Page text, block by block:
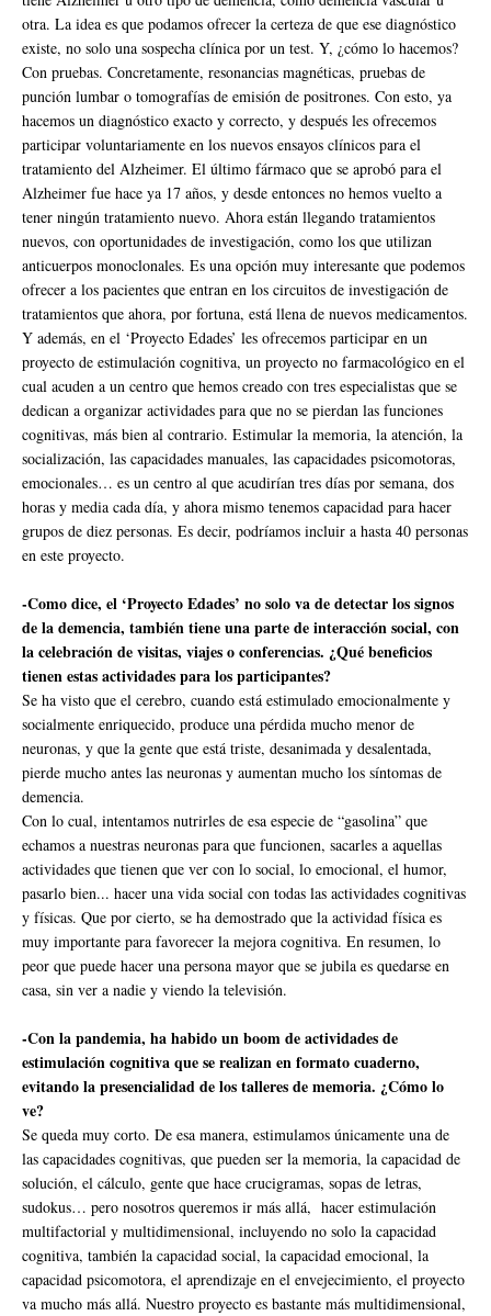
otra. La idea es que podamos ofrecer la certeza de que ese diagnóstico
existe, no solo una sospecha clínica por un test. Y, ¿cómo lo hacemos?
Con pruebas. Concretamente, resonancias magnéticas, pruebas de
punción lumbar o tomografías de emisión de positrones. Con esto, ya
hacemos un diagnóstico exacto y correcto, y después les ofrecemos
participar voluntariamente en los nuevos ensayos clínicos para el
tratamiento del Alzheimer. El último fármaco que se aprobó para el
Alzheimer fue hace ya 17 años, y desde entonces no hemos vuelto a
tener ningún tratamiento nuevo. Ahora están llegando tratamientos
nuevos, con oportunidades de investigación, como los que utilizan
anticuerpos monoclonales. Es una opción muy interesante que podemos
ofrecer a los pacientes que entran en los circuitos de investigación de
tratamientos que ahora, por fortuna, está llena de nuevos medicamentos.
Y además, en el ‘Proyecto Edades’ les ofrecemos participar en un
proyecto de estimulación cognitiva, un proyecto no farmacológico en el
cual acuden a un centro que hemos creado con tres especialistas que se
dedican a organizar actividades para que no se pierdan las funciones
cognitivas, más bien al contrario. Estimular la memoria, la atención, la
socialización, las capacidades manuales, las capacidades psicomotoras,
emocionales… es un centro al que acudirían tres días por semana, dos
horas y media cada día, y ahora mismo tenemos capacidad para hacer
grupos de diez personas. Es decir, podríamos incluir a hasta 40 personas
en este proyecto.
-Como dice, el ‘Proyecto Edades’ no solo va de detectar los signos
de la demencia, también tiene una parte de interacción social, con
la celebración de visitas, viajes o conferencias. ¿Qué beneficios
tienen estas actividades para los participantes?
Se ha visto que el cerebro, cuando está estimulado emocionalmente y
socialmente enriquecido, produce una pérdida mucho menor de
neuronas, y que la gente que está triste, desanimada y desalentada,
pierde mucho antes las neuronas y aumentan mucho los síntomas de
demencia.
Con lo cual, intentamos nutrirles de esa especie de “gasolina” que
echamos a nuestras neuronas para que funcionen, sacarles a aquellas
actividades que tienen que ver con lo social, lo emocional, el humor,
pasarlo bien... hacer una vida social con todas las actividades cognitivas
y físicas. Que por cierto, se ha demostrado que la actividad física es
muy importante para favorecer la mejora cognitiva. En resumen, lo
peor que puede hacer una persona mayor que se jubila es quedarse en
casa, sin ver a nadie y viendo la televisión.
-Con la pandemia, ha habido un boom de actividades de
estimulación cognitiva que se realizan en formato cuaderno,
evitando la presencialidad de los talleres de memoria. ¿Cómo lo
ve?
Se queda muy corto. De esa manera, estimulamos únicamente una de
las capacidades cognitivas, que pueden ser la memoria, la capacidad de
solución, el cálculo, gente que hace crucigramas, sopas de letras,
sudokus… pero nosotros queremos ir más allá, hacer estimulación
multifactorial y multidimensional, incluyendo no solo la capacidad
cognitiva, también la capacidad social, la capacidad emocional, la
capacidad psicomotora, el aprendizaje en el envejecimiento, el proyecto
va mucho más allá. Nuestro proyecto es bastante más multidimensional,